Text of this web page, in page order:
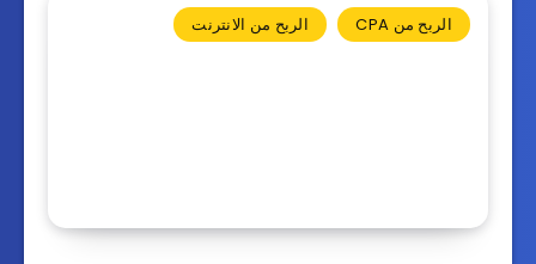
الربح من CPA الربح من الانترنت